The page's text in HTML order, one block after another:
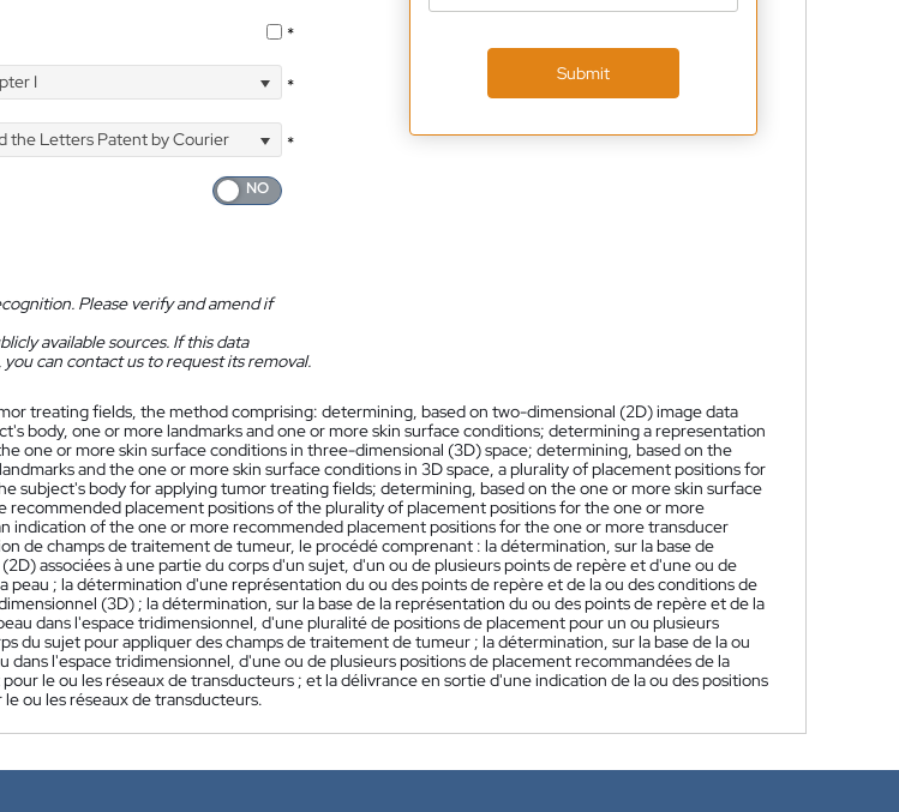
*
I *
the Letters Patent by Courier
*
Please verify and amend if
available sources. If this data
can contact us to request its removal.
Submit
treating fields, the method comprising: determining, based on two-dimensional (2D) image data
body, one or more landmarks and one or more skin surface conditions; determining a representation
one or more skin surface conditions in three-dimensional (3D) space; determining, based on the
and the one or more skin surface conditions in 3D space, a plurality of placement positions for
subject's body for applying tumor treating fields; determining, based on the one or more skin surface
recommended placement positions of the plurality of placement positions for the one or more
indication of the one or more recommended placement positions for the one or more transducer
de champs de traitement de tumeur, le procédé comprenant : la détermination, sur la base de
associées à une partie du corps d'un sujet, d'un ou de plusieurs points de repère et d'une ou de
peau ; la détermination d'une représentation du ou des points de repère et de la ou des conditions de
(3D) ; la détermination, sur la base de la représentation du ou des points de repère et de la
dans l'espace tridimensionnel, d'une pluralité de positions de placement pour un ou plusieurs
du sujet pour appliquer des champs de traitement de tumeur ; la détermination, sur la base de la ou
dans l'espace tridimensionnel, d'une ou de plusieurs positions de placement recommandées de la
le ou les réseaux de transducteurs ; et la délivrance en sortie d'une indication de la ou des positions
ou les réseaux de transducteurs.